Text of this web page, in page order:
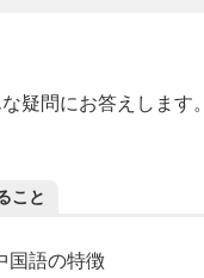
疑問にお答えします。
こと
国語の特徴